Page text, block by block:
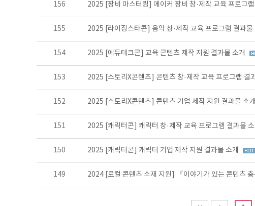
156 2025 [장비 마스터링] 메이커 장비 창·제작 교육 프로그램
155 2025 [라이징스타콘] 음악 창·제작 교육 프로그램 결과물
154 2025 [에듀테크콘] 교육 콘텐츠 제작 지원 결과물 소개
153 2025 [스토리X콘텐츠] 콘텐츠 창·제작 교육 프로그램 결
152 2025 [스토리X콘텐츠] 콘텐츠 기업 제작 지원 결과물 소개
151 2025 [캐릭터콘] 캐릭터 창·제작 교육 프로그램 결과물 소
150 2025 [캐릭터콘] 캐릭터 기업 제작 지원 결과물 소개
149 2024 [로컬 콘텐츠 소재 지원] 『이야기가 있는 콘텐츠